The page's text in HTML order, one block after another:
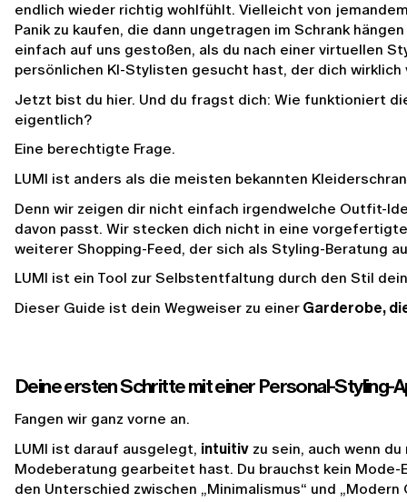
endlich wieder richtig wohlfühlt. Vielleicht von
Panik zu kaufen, die dann ungetragen im Schrank
einfach auf uns gestoßen, als du nach einer virtuellen
persönlichen KI-Stylisten gesucht hast, der dich
Jetzt bist du hier. Und du fragst dich: Wie funktioniert
eigentlich?
Eine berechtigte Frage.
LUMI ist anders als die meisten bekannten
Denn wir zeigen dir nicht einfach irgendwelche Outfit-
davon passt. Wir stecken dich nicht in eine
weiterer Shopping-Feed, der sich als Styling-Beratung
LUMI ist ein Tool zur Selbstentfaltung durch den Stil
Dieser Guide ist dein Wegweiser zu einer Garderobe,
Deine ersten Schritte mit einer Personal-Styling-
Fangen wir ganz vorne an.
LUMI ist darauf ausgelegt, intuitiv zu sein, auch wenn
Modeberatung gearbeitet hast. Du brauchst kein Mode-
den Unterschied zwischen „Minimalismus“ und „Modern